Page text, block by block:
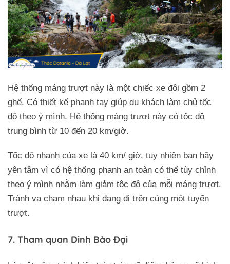
Hệ thống máng trượt này là một chiếc xe đôi gồm 2
ghế. Có thiết kế phanh tay giúp du khách làm chủ tốc
độ theo ý mình. Hệ thống máng trượt này có tốc độ
trung bình từ 10 đến 20 km/giờ.
Tốc độ nhanh của xe là 40 km/ giờ, tuy nhiên bạn hãy
yên tâm vì có hệ thống phanh an toàn có thể tùy chỉnh
theo ý mình nhằm làm giảm tộc độ của mỗi máng trượt.
Tránh va chạm nhau khi đang đi trên cùng một tuyến
trượt.
7. Tham quan Dinh Bảo Đại